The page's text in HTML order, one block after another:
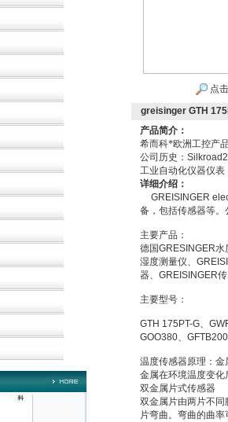
AF24-
点
greisinger GTH
产品简介：
希而科*欧洲工控产
公司历史：
工业自动化仪器仪
详细介绍：
GREISINGER
备，包括传感器等。
主要产品：
德国GRESINGER水
湿度测量仪、
器、 GREISINGER
主要型号：
GTH 175PT-G、
GOO380、 GFTB200
温度传感器原理：
金属在环境温度变
双金属片式传感器
双金属片由两片不
片弯曲。弯曲的曲